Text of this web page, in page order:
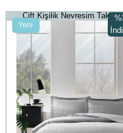
Çift Kişilik Nevresim Takımı
Yeni